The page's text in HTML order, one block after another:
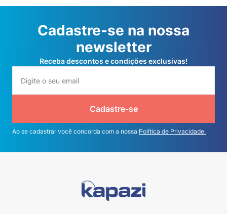
Cadastre-se na nossa
newsletter
Receba descontos e condições exclusivas!
Cadastre-se
Ao se cadastrar você concorda com a nossa Política de Privacidade.